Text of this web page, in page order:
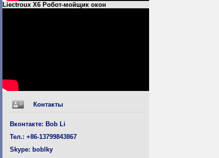
Liectroux X6 Робот-мойщик окон
Контакты
Вконтакте: Bob Li
Тел.: +86-13799843867
Skype: boblky